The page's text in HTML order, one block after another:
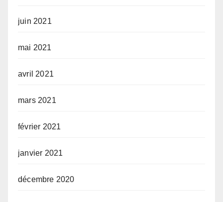
juin 2021
mai 2021
avril 2021
mars 2021
février 2021
janvier 2021
décembre 2020